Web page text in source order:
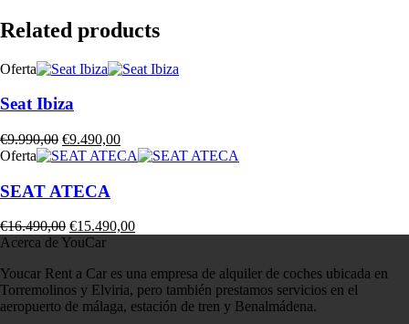
Related products
Oferta
Seat Ibiza
€9.990,00 €9.490,00
Oferta
SEAT ATECA
€16.490,00 €15.490,00
Acerca de YouCar
Youcar Rent a Car es una empresa de alquiler de coches ubicada en
Torremolinos y Elviria, pero también prestamos servicios en el
aeropuerto de málaga, estación de tren y Benalmádena.